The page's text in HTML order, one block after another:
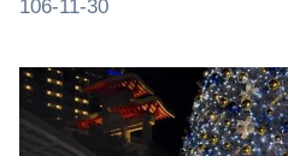
106-11-30